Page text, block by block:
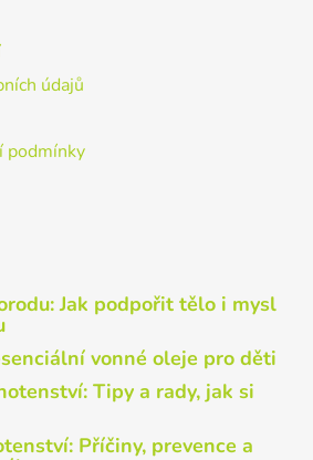
údajů
podmínky
Jak podpořit tělo i mysl
vonné oleje pro děti
Tipy a rady, jak si
Příčiny, prevence a